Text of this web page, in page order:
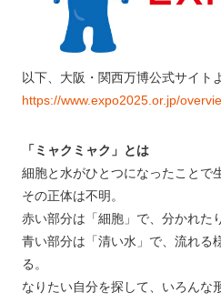
以下、大阪・関西万博公式サイト
https://www.expo2025.or.jp/
「ミャクミャク」とは
細胞と水がひとつになったことで
その正体は不明。
赤い部分は「細胞」で、分かれた
青い部分は「清い水」で、流れる
る。
なりたい自分を探して、いろんな